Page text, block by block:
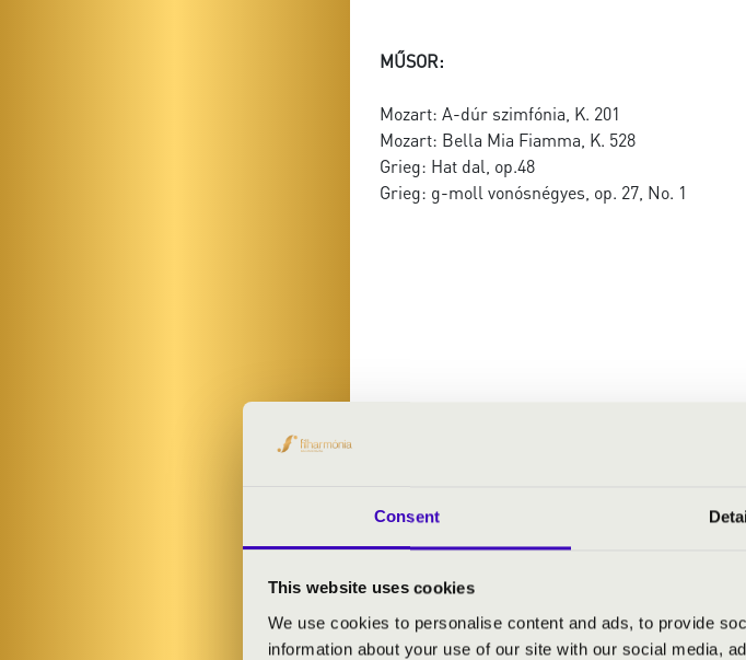
Consent
This website uses cookies
We use cookies to personalise content and ads, to provide
information about your use of our site with our social media,
MŰSOR:
Mozart: A-dúr szimfónia, K. 201
Mozart: Bella Mia Fiamma, K. 528
Grieg: Hat dal, op.48
Grieg: g-moll vonósnégyes, op. 27, No. 1